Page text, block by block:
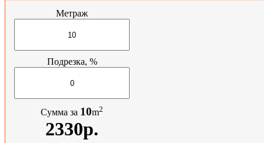
Метраж
Подрезка, %
Сумма за 10m2
2330р.